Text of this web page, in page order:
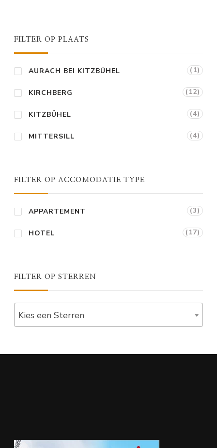
FILTER OP PLAATS
AURACH BEI KITZBÜHEL (1)
KIRCHBERG (12)
KITZBÜHEL (4)
MITTERSILL (4)
FILTER OP ACCOMODATIE TYPE
APPARTEMENT (3)
HOTEL (17)
FILTER OP STERREN
Kies een Sterren